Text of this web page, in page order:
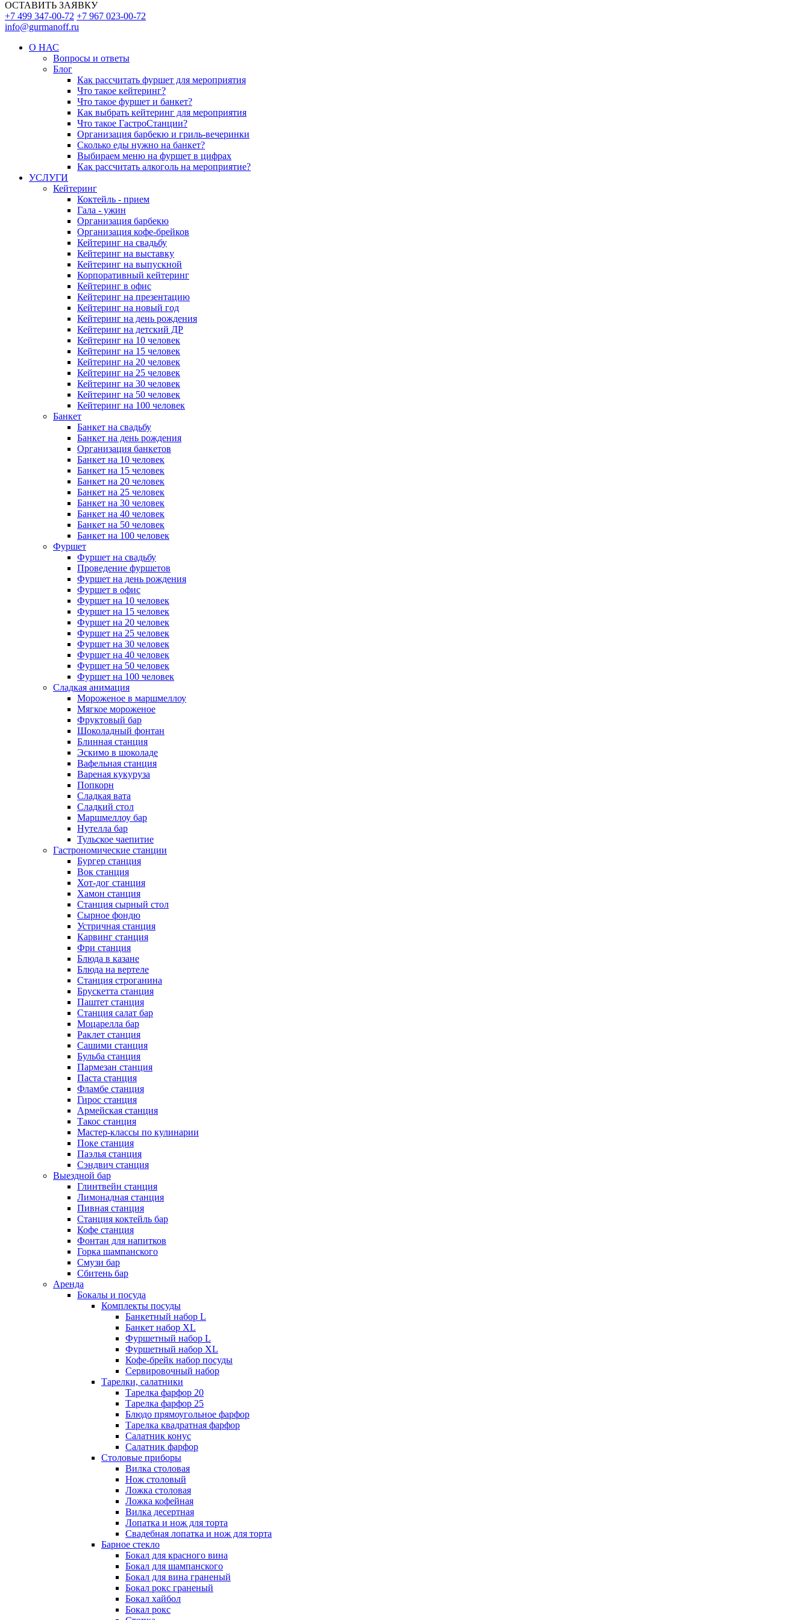
ОСТАВИТЬ ЗАЯВКУ
+7 499 347-00-72 +7 967 023-00-72
info@gurmanoff.ru
О НАС
Вопросы и ответы
Блог
Как рассчитать фуршет для мероприятия
Что такое кейтеринг?
Что такое фуршет и банкет?
Как выбрать кейтеринг для мероприятия
Что такое ГастроСтанции?
Организация барбекю и гриль-вечеринки
Сколько еды нужно на банкет?
Выбираем меню на фуршет в цифрах
Как рассчитать алкоголь на мероприятие?
УСЛУГИ
Кейтеринг
Коктейль - прием
Гала - ужин
Организация барбекю
Организация кофе-брейков
Кейтеринг на свадьбу
Кейтеринг на выставку
Кейтеринг на выпускной
Корпоративный кейтеринг
Кейтеринг в офис
Кейтеринг на презентацию
Кейтеринг на новый год
Кейтеринг на день рождения
Кейтеринг на детский ДР
Кейтеринг на 10 человек
Кейтеринг на 15 человек
Кейтеринг на 20 человек
Кейтеринг на 25 человек
Кейтеринг на 30 человек
Кейтеринг на 50 человек
Кейтеринг на 100 человек
Банкет
Банкет на свадьбу
Банкет на день рождения
Организация банкетов
Банкет на 10 человек
Банкет на 15 человек
Банкет на 20 человек
Банкет на 25 человек
Банкет на 30 человек
Банкет на 40 человек
Банкет на 50 человек
Банкет на 100 человек
Фуршет
Фуршет на свадьбу
Проведение фуршетов
Фуршет на день рождения
Фуршет в офис
Фуршет на 10 человек
Фуршет на 15 человек
Фуршет на 20 человек
Фуршет на 25 человек
Фуршет на 30 человек
Фуршет на 40 человек
Фуршет на 50 человек
Фуршет на 100 человек
Сладкая анимация
Мороженое в маршмеллоу
Мягкое мороженое
Фруктовый бар
Шоколадный фонтан
Блинная станция
Эскимо в шоколаде
Вафельная станция
Вареная кукуруза
Попкорн
Сладкая вата
Сладкий стол
Маршмеллоу бар
Нутелла бар
Тульское чаепитие
Гастрономические станции
Бургер станция
Вок станция
Хот-дог станция
Хамон станция
Станция сырный стол
Сырное фондю
Устричная станция
Карвинг станция
Фри станция
Блюда в казане
Блюда на вертеле
Станция строганина
Брускетта станция
Паштет станция
Станция салат бар
Моцарелла бар
Раклет станция
Сашими станция
Бульба станция
Пармезан станция
Паста станция
Фламбе станция
Гирос станция
Армейская станция
Такос станция
Мастер-классы по кулинарии
Поке станция
Паэлья станция
Сэндвич станция
Выездной бар
Глинтвейн станция
Лимонадная станция
Пивная станция
Станция коктейль бар
Кофе станция
Фонтан для напитков
Горка шампанского
Смузи бар
Сбитень бар
Аренда
Бокалы и посуда
Комплекты посуды
Банкетный набор L
Банкет набор XL
Фуршетный набор L
Фуршетный набор ХL
Кофе-брейк набор посуды
Сервировочный набор
Тарелки, салатники
Тарелка фарфор 20
Тарелка фарфор 25
Блюдо прямоугольное фарфор
Тарелка квадратная фарфор
Салатник конус
Салатник фарфор
Столовые приборы
Вилка столовая
Нож столовый
Ложка столовая
Ложка кофейная
Вилка десертная
Лопатка и нож для торта
Свадебная лопатка и нож для торта
Барное стекло
Бокал для красного вина
Бокал для шампанского
Бокал для вина граненый
Бокал рокс граненый
Бокал хайбол
Бокал рокс